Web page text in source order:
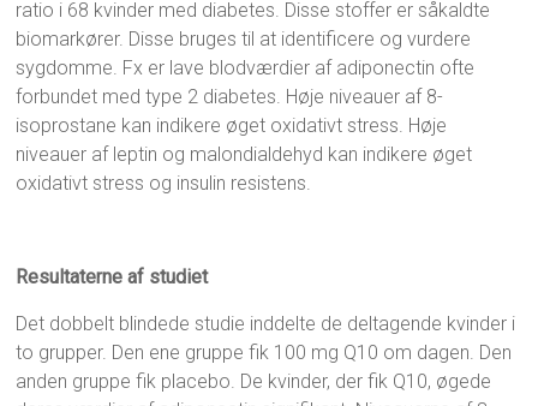
ratio i 68 kvinder med diabetes. Disse stoffer er såkaldte
biomarkører. Disse bruges til at identificere og vurdere
sygdomme. Fx er lave blodværdier af adiponectin ofte
forbundet med type 2 diabetes. Høje niveauer af 8-
isoprostane kan indikere øget oxidativt stress. Høje
niveauer af leptin og malondialdehyd kan indikere øget
oxidativt stress og insulin resistens.
Resultaterne af studiet
Det dobbelt blindede studie inddelte de deltagende kvinder i
to grupper. Den ene gruppe fik 100 mg Q10 om dagen. Den
anden gruppe fik placebo. De kvinder, der fik Q10, øgede